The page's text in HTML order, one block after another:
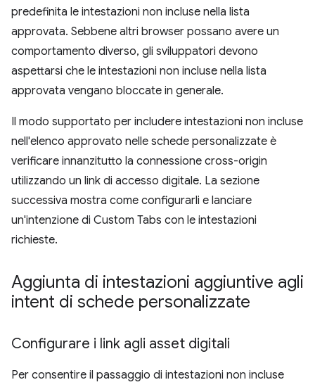
predefinita le intestazioni non incluse nella lista
approvata. Sebbene altri browser possano avere un
comportamento diverso, gli sviluppatori devono
aspettarsi che le intestazioni non incluse nella lista
approvata vengano bloccate in generale.
Il modo supportato per includere intestazioni non incluse
nell'elenco approvato nelle schede personalizzate è
verificare innanzitutto la connessione cross-origin
utilizzando un link di accesso digitale. La sezione
successiva mostra come configurarli e lanciare
un'intenzione di Custom Tabs con le intestazioni
richieste.
Aggiunta di intestazioni aggiuntive agli
intent di schede personalizzate
Configurare i link agli asset digitali
Per consentire il passaggio di intestazioni non incluse